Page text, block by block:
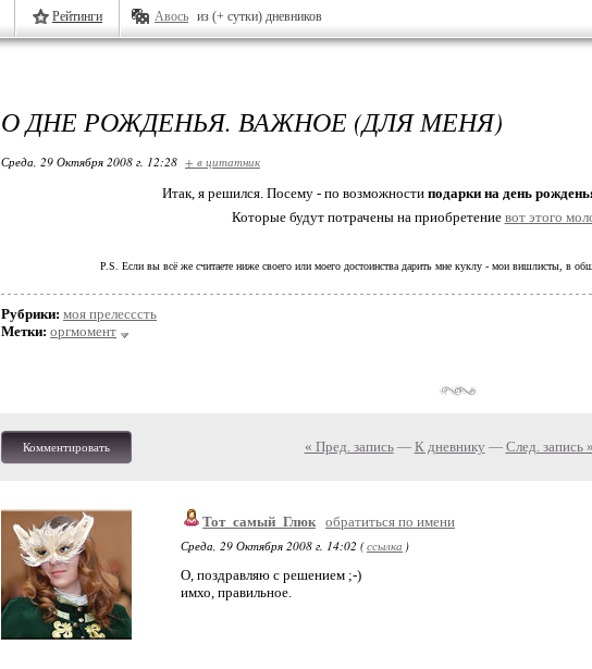
Рейтинги Авось из (+ сутки) дневников
О ДНЕ РОЖДЕНЬЯ. ВАЖНОЕ (ДЛЯ МЕНЯ)
Среда, 29 Октября 2008 г. 12:28 + в цитатник
Итак, я решился. Посему - по возможности подарки на день
Которые будут потрачены на приобретение вот этого
P.S. Если вы всё же считаете ниже своего или моего достоинства дарить мне куклу - мои вишлисты, в
Рубрики: моя прелесссть
Метки: оргмомент
Комментировать « Пред. запись— К дневнику — След. запись »
Тот_самый_Глюк обратиться по имени
Среда, 29 Октября 2008 г. 14:02 (ссылка )
О, поздравляю с решением ;-)
имхо, правильное.